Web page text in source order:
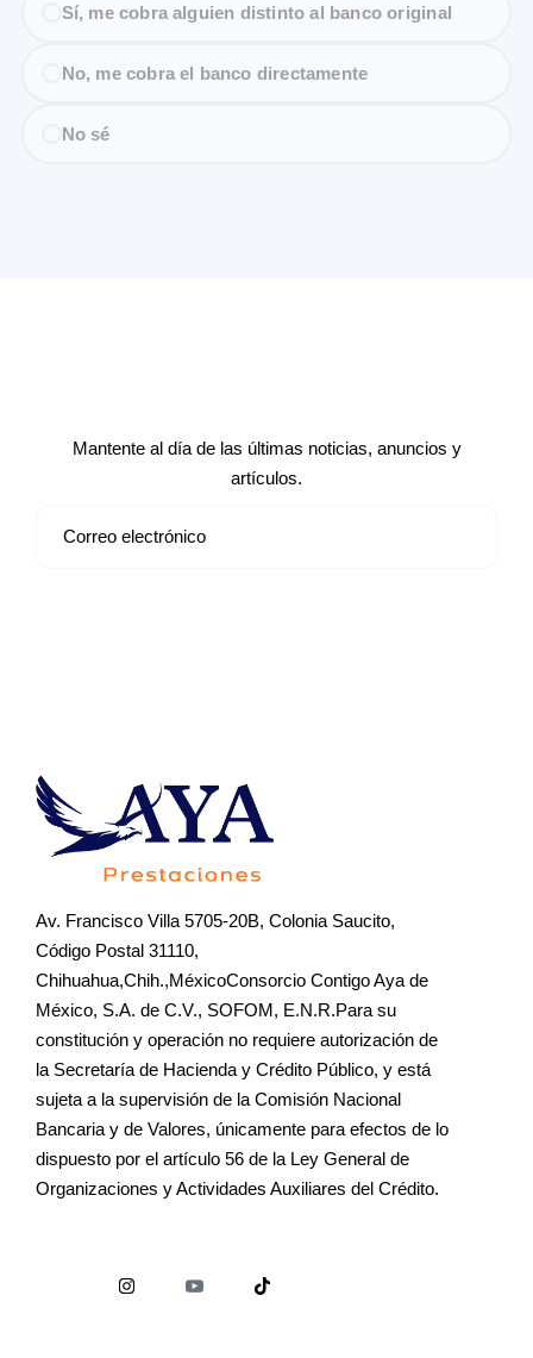
Sí, me cobra alguien distinto al banco original
No, me cobra el banco directamente
No sé
Mantente al día de las últimas noticias, anuncios y
artículos.
Av. Francisco Villa 5705-20B, Colonia Saucito,
Código Postal 31110,
Chihuahua,Chih.,MéxicoConsorcio Contigo Aya de
México, S.A. de C.V., SOFOM, E.N.R.Para su
constitución y operación no requiere autorización de
la Secretaría de Hacienda y Crédito Público, y está
sujeta a la supervisión de la Comisión Nacional
Bancaria y de Valores, únicamente para efectos de lo
dispuesto por el artículo 56 de la Ley General de
Organizaciones y Actividades Auxiliares del Crédito.